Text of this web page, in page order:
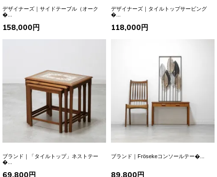
デザイナーズ｜サイドテーブル（オーク
�...
158,000円
デザイナーズ｜タイルトップサービング
�...
118,000円
ブランド｜「タイルトップ」ネストテー
�...
69,800円
ブランド｜Frösekeコンソールテー�...
89,800円